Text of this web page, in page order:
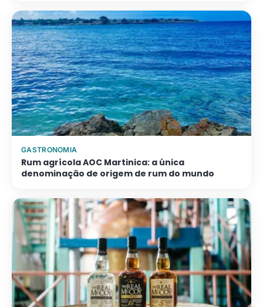
GASTRONOMIA
Rum agrícola AOC Martinica: a única
denominação de origem de rum do mundo